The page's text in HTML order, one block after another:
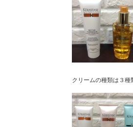
クリームの種類は３種